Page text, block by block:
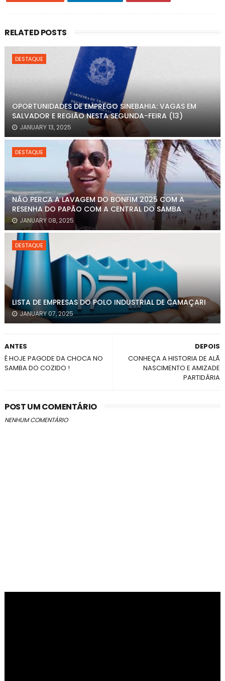
RELATED POSTS
DESTAQUE
OPORTUNIDADES DE EMPREGO SINEBAHIA: VAGAS EM
SALVADOR E REGIÃO NESTA SEGUNDA-FEIRA (13)
JANUARY 13, 2025
DESTAQUE
NÃO PERCA A LAVAGEM DO BONFIM 2025 COM A
RESENHA DO PAPÃO COM A CENTRAL DO SAMBA
JANUARY 08, 2025
DESTAQUE
LISTA DE EMPRESAS DO POLO INDUSTRIAL DE CAMAÇARI
JANUARY 07, 2025
DEPOIS
CONHEÇA A HISTORIA DE ALÃ
NASCIMENTO E AMIZADE
PARTIDÁRIA
ANTES
É HOJE PAGODE DA CHOCA NO
SAMBA DO COZIDO !
POST UM COMENTÁRIO
NENHUM COMENTÁRIO